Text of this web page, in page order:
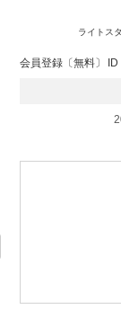
ライトス
会員登録〔無料〕